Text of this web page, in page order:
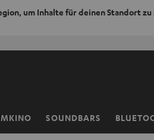
um Inhalte für deinen Standort zu
SOUNDBARS